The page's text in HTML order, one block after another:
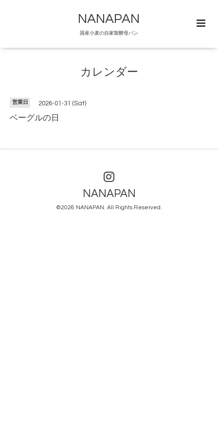
NANAPAN
国産小麦の自家製酵母パン
カレンダー
営業日 2026-01-31 (Sat)
ベーグルの日
NANAPAN
©2026 NANAPAN. All Rights Reserved.